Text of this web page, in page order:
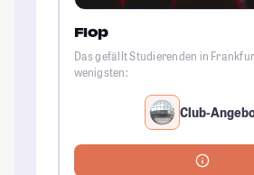
Flop
Das gefällt Studierenden in
wenigsten:
Club-